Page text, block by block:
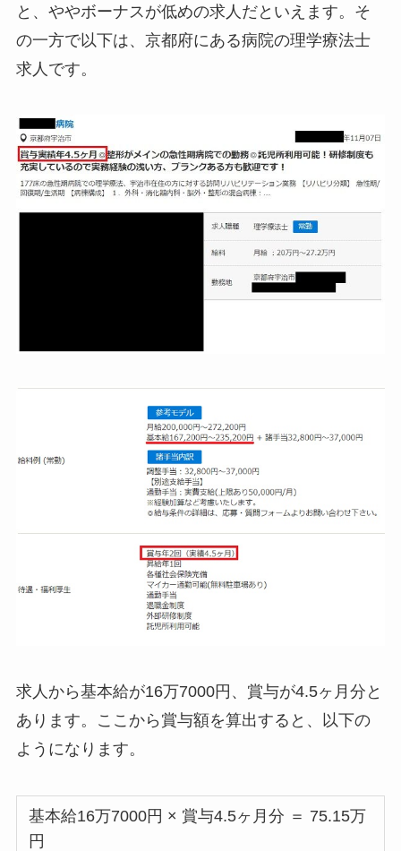
と、ややボーナスが低めの求人だといえます。そ
の一方で以下は、京都府にある病院の理学療法士
求人です。
求人から基本給が16万7000円、賞与が4.5ヶ月分と
あります。ここから賞与額を算出すると、以下の
ようになります。
基本給16万7000円 × 賞与4.5ヶ月分 ＝ 75.15万
円